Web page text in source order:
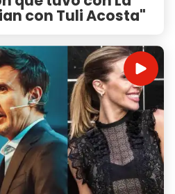
con Tuli Acosta"